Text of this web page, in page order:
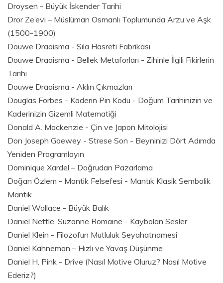
Droysen - Büyük İskender Tarihi
Dror Ze’evi – Müslüman Osmanlı Toplumunda Arzu ve Aşk
(1500-1900)
Douwe Draaisma - Sıla Hasreti Fabrikası
Douwe Draaisma - Bellek Metaforları - Zihinle İlgili Fikirlerin
Tarihi
Douwe Draaisma - Aklın Çıkmazları
Douglas Forbes - Kaderin Pin Kodu - Doğum Tarihinizin ve
Kaderinizin Gizemli Matematiği
Donald A. Mackenzie - Çin ve Japon Mitolojisi
Don Joseph Goewey - Strese Son - Beyninizi Dört Adımda
Yeniden Programlayın
Dominique Xardel – Doğrudan Pazarlama
Doğan Özlem - Mantik Felsefesi - Mantık Klasik Sembolik
Mantik
Daniel Wallace - Büyük Balık
Daniel Nettle, Suzanne Romaine - Kaybolan Sesler
Daniel Klein - Filozofun Mutluluk Seyahatnamesi
Daniel Kahneman – Hızlı ve Yavaş Düşünme
Daniel H. Pink - Drive (Nasıl Motive Oluruz? Nasıl Motive
Ederiz?)